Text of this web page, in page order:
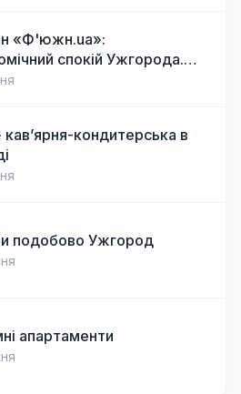
«Ф'южн.ua»:
спокій Ужгорода.
локальна кухня, затишок
кав’ярня-кондитерська в
подобово Ужгород
апартаменти